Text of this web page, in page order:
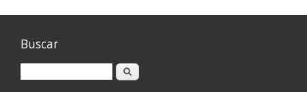
Buscar
Buscar